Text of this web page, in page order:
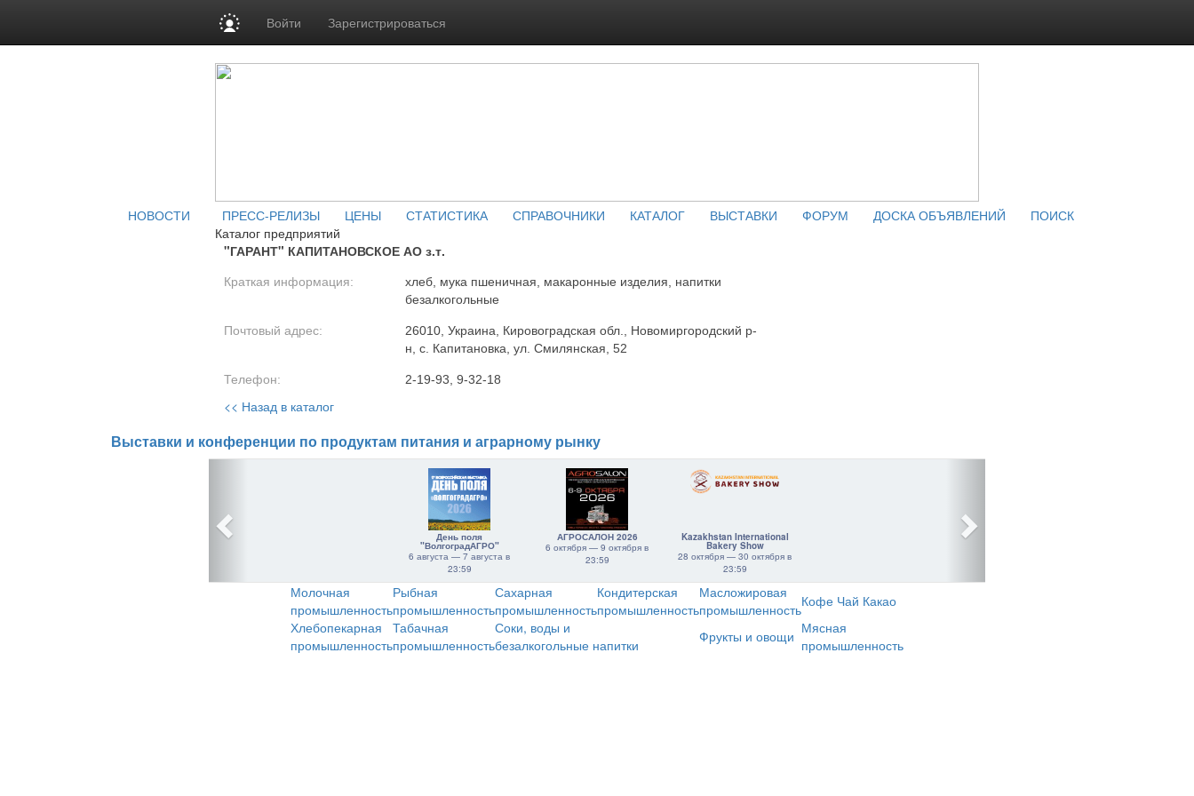
Войти Зарегистрироваться
НОВОСТИ ПРЕСС-РЕЛИЗЫ ЦЕНЫ СТАТИСТИКА СПРАВОЧНИКИ КАТАЛОГ ВЫСТАВКИ ФОРУМ ДОСКА ОБЪЯВЛЕНИЙ
ПОИСК
Каталог предприятий
"ГАРАНТ" КАПИТАНОВСКОЕ АО з.т.
Краткая информация:
хлеб, мука пшеничная, макаронные изделия, напитки
безалкогольные
Почтовый адрес:
26010, Украина, Кировоградская обл., Новомиргородский р-
н, с. Капитановка, ул. Смилянская, 52
Телефон: 2-19-93, 9-32-18
<< Назад в каталог
Выставки и конференции по продуктам питания и аграрному рынку
День поля
"ВолгоградАГРО"
6 августа — 7 августа в
23:59
АГРОСАЛОН 2026
6 октября — 9 октября в
23:59
Kazakhstan International
Bakery Show
28 октября — 30 октября в
23:59
Молочная
промышленность
Рыбная
промышленность
Сахарная
промышленность
Кондитерская
промышленность
Масложировая
промышленностьКофе Чай Какао
Хлебопекарная
промышленность
Табачная
промышленность
Соки, воды и
безалкогольные напитки
Фрукты и овощи Мясная
промышленность